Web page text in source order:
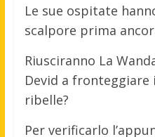
Le sue ospitate
scalpore prima
Riusciranno La
Devid a
ribelle?
Per verificarlo